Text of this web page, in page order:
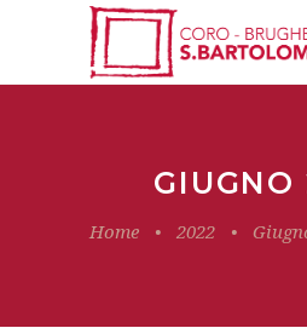
GIUGNO
Home • 2022 •